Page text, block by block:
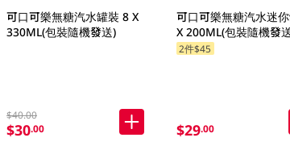
可口可樂無糖汽水罐裝 8 X
330ML(包裝隨機發送)
$40.00
$30.00
可口可樂無糖汽水迷
X 200ML(包裝隨機發
2件$45
$29.00